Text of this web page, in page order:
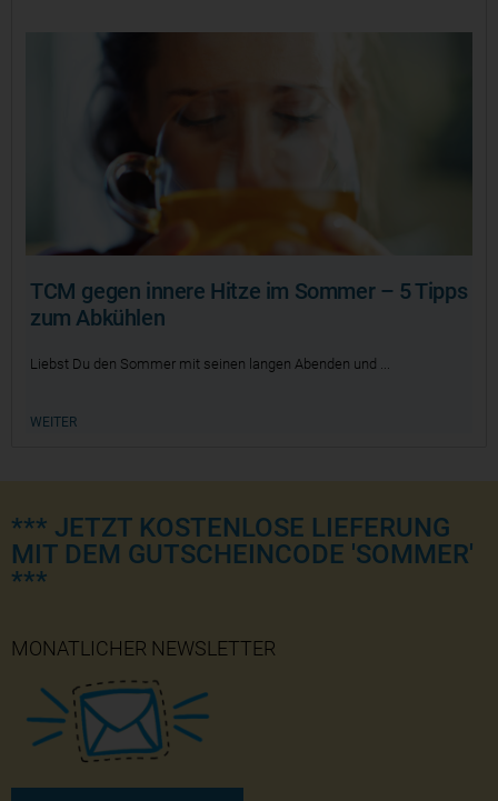
TCM gegen innere Hitze im Sommer – 5 Tipps
zum Abkühlen
Liebst Du den Sommer mit seinen langen Abenden und
WEITER
*** JETZT KOSTENLOSE LIEFERUNG
MIT DEM GUTSCHEINCODE 'SOMMER'
***
MONATLICHER NEWSLETTER